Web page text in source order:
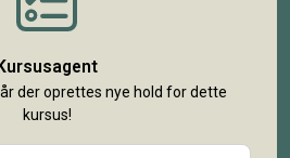
der oprettes nye hold for dette
kursus!